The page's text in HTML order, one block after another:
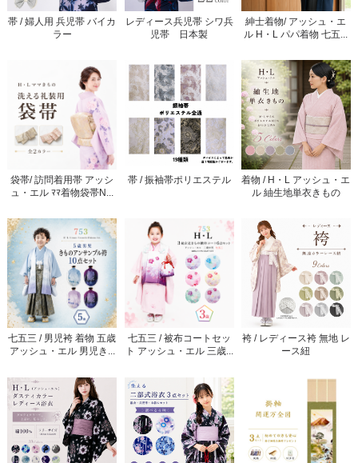
帯 / 婦人用 兵児帯 バイカ
ラー
レディース兵児帯 シワ兵
児帯 日本製
紳士着物/ アッシュ・エ
ル H・L パパ着物 七五...
袋帯/ 訪問着用帯 アッシ
ュ・エル ﾏﾏ着物袋帯N...
帯 / 振袖帯ポリエステル
着物 / H・L アッシュ・エ
ル 紬生地単衣きもの
七五三 / 男児袴 着物 五歳
アッシュ・エル 男児き...
七五三 / 被布コートセッ
ト アッシュ・エル 三歳...
袴 / レディース袴 無地 レ
ース紐